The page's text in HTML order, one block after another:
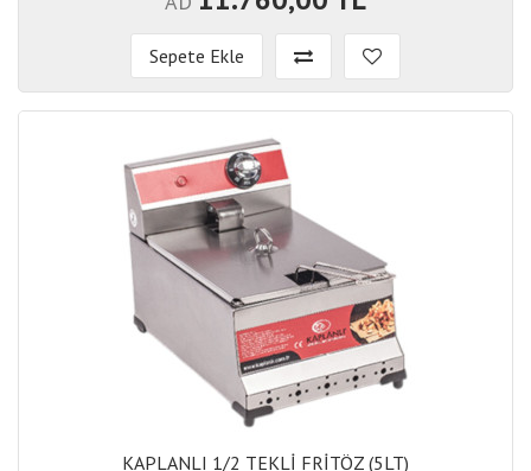
Sepete Ekle
KAPLANLI 1/2 TEKLİ FRİTÖZ (5LT)
KAPLANLI 1/2 TEKLİ FRİTÖZ (5LT)